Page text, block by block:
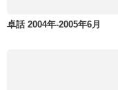
卓話 2004年-2005年6月